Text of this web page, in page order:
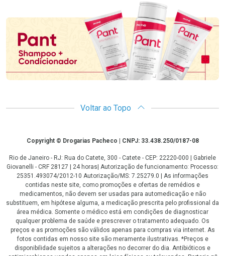
Promoção em Destaque
Voltar ao Topo
CopyrightCopyright © Drogarias Pacheco | CNPJ: 33.438.250/0187-08
Rio de Janeiro - RJ: Rua do Catete, 300 - Catete - CEP: 22220-000 | Gabriele
Giovanelli - CRF 28127 | 24 horas| Autorização de funcionamento: Processo:
25351.493074/2012-10 Autorização/MS: 7.25279.0 | As informações
contidas neste site, como promoções e ofertas de remédios e
medicamentos, não devem ser usadas para automedicação e não
substituem, em hipótese alguma, a medicação prescrita pelo profissional da
área médica. Somente o médico está em condições de diagnosticar
qualquer problema de saúde e prescrever o tratamento adequado. Os
preços e as promoções são válidos apenas para compras via internet. As
fotos contidas em nosso site são meramente ilustrativas. *Preços e
disponibilidade sujeitos a alterações no decorrer do dia. Antibióticos e